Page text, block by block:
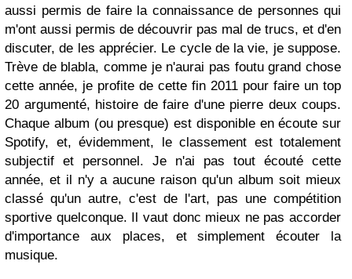
aussi permis de faire la connaissance de personnes qui
m'ont aussi permis de découvrir pas mal de trucs, et d'en
discuter, de les apprécier. Le cycle de la vie, je suppose.
Trève de blabla, comme je n'aurai pas foutu grand chose
cette année, je profite de cette fin 2011 pour faire un top
20 argumenté, histoire de faire d'une pierre deux coups.
Chaque album (ou presque) est disponible en écoute sur
Spotify, et, évidemment, le classement est totalement
subjectif et personnel. Je n'ai pas tout écouté cette
année, et il n'y a aucune raison qu'un album soit mieux
classé qu'un autre, c'est de l'art, pas une compétition
sportive quelconque. Il vaut donc mieux ne pas accorder
d'importance aux places, et simplement écouter la
musique.